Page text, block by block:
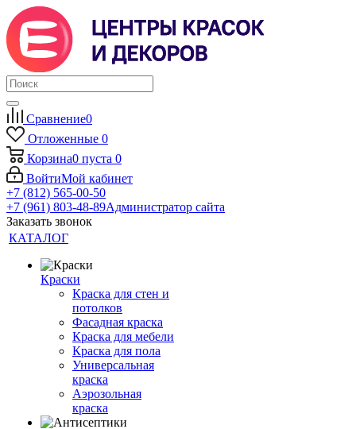
Сравнение0
Отложенные 0
Корзина0 пуста 0
ВойтиМой кабинет
+7 (812) 565-00-50
+7 (961) 803-48-89Администратор сайта
Заказать звонок
КАТАЛОГ
Краски
Краска для стен и
потолков
Фасадная краска
Краска для мебели
Краска для пола
Универсальная
краска
Аэрозольная
краска